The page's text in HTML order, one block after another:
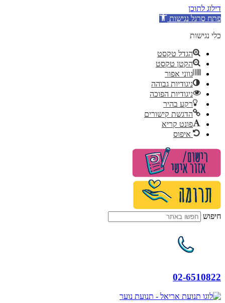
דילוג לתוכן
פתח סרגל נגישות
כלי נגישות
הגדל טקסט
הקטן טקסט
גווני אפור
ניגודיות גבוהה
ניגודיות הפוכה
רקע בהיר
הדגשת קישורים
פונט קריא
איפוס
דלג
חיפוש
02-6510822